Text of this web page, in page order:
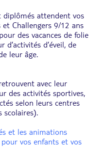
diplômés attendent vos
Challengers 9/12 ans
des vacances de folie
d’éveil, de
leur âge.
avec leur
des activités sportives,
selon leurs centres
scolaires).
et les animations
vos enfants et vos